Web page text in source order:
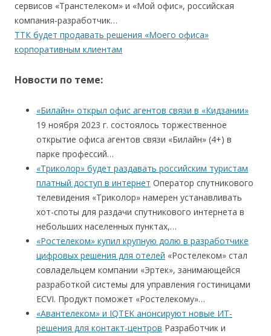
сервисов «Транстелеком» и «Мой офис», российская
компания-разработчик…
ТТК будет продавать решения «Моего офиса»
корпоративным клиентам
Новости по теме:
«Билайн» открыл офис агентов связи в «Кидзании»
19 ноября 2023 г. состоялось торжественное
открытие офиса агентов связи «Билайн» (4+) в
парке профессий…
«Триколор» будет раздавать российским туристам
платный доступ в интернет Оператор спутникового
телевидения «Триколор» намерен устанавливать
хот-споты для раздачи спутникового интернета в
небольших населенных пунктах,…
«Ростелеком» купил крупную долю в разработчике
цифровых решения для отелей «Ростелеком» стал
совладельцем компании «Эртек», занимающейся
разработкой системы для управления гостиницами
ECVI. Продукт поможет «Ростелекому»…
«Авантелеком» и IQTEK анонсируют новые ИТ-
решения для контакт-центров Разработчик и